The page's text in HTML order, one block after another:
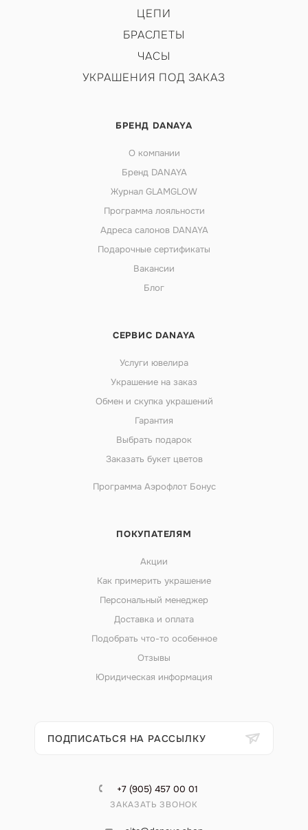
ЦЕПИ
БРАСЛЕТЫ
ЧАСЫ
УКРАШЕНИЯ ПОД ЗАКАЗ
БРЕНД DANAYA
О компании
Бренд DANAYA
Журнал GLAMGLOW
Программа лояльности
Адреса салонов DANAYA
Подарочные сертификаты
Вакансии
Блог
СЕРВИС DANAYA
Услуги ювелира
Украшение на заказ
Обмен и скупка украшений
Гарантия
Выбрать подарок
Заказать букет цветов
Программа Аэрофлот Бонус
ПОКУПАТЕЛЯМ
Акции
Как примерить украшение
Персональный менеджер
Доставка и оплата
Подобрать что-то особенное
Отзывы
Юридическая информация
ПОДПИСАТЬСЯ НА РАССЫЛКУ
+7 (905) 457 00 01
ЗАКАЗАТЬ ЗВОНОК